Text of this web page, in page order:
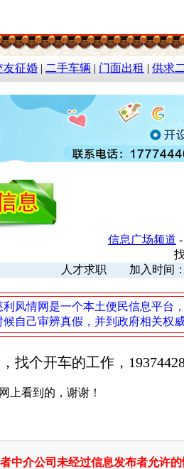
友征婚 | 二手车辆 | 门面出租 | 供求
信息广场频道
人才求职 加入时间
利风情网是一个本土便民信息平台
自己审辨真假，并到政府相关权
找个开车的工作，
上看到的，谢谢！
中介公司未经过信息发布者允许